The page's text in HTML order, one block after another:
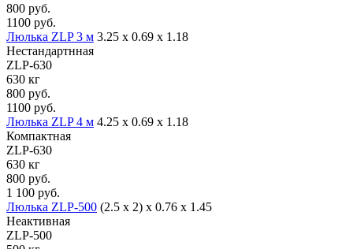
800 руб.
1100 руб.
Люлька ZLP 3 м 3.25 х 0.69 х 1.18
Нестандартнная
ZLP-630
630 кг
800 руб.
1100 руб.
Люлька ZLP 4 м 4.25 х 0.69 х 1.18
Компактная
ZLP-630
630 кг
800 руб.
1 100 руб.
Люлька ZLP-500 (2.5 x 2) х 0.76 х 1.45
Неактивная
ZLP-500